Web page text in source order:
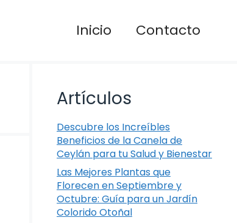
Inicio Contacto
Artículos
Descubre los Increíbles
Beneficios de la Canela de
Ceylán para tu Salud y Bienestar
Las Mejores Plantas que
Florecen en Septiembre y
Octubre: Guía para un Jardín
Colorido Otoñal